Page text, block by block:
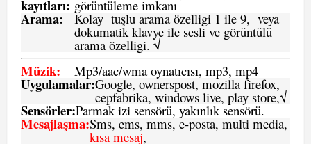
kayıtları: görüntüleme imkanı
Arama: Kolay tuşlu arama özelligi 1 ile 9, veya
dokumatik klavye ile sesli ve görüntülü
arama özelligi. √
Müzik: Mp3/aac/wma oynatıcısı, mp3, mp4
Uygulamalar:Google, ownerspost, mozilla firefox,
cepfabrika, windows live, play store,√
Sensörler:Parmak izi sensörü, yakınlık sensörü.
Mesajlaşma:Sms, ems, mms, e-posta, multi media,
kısa mesaj,